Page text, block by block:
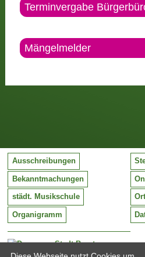
Terminvergabe
Mängelmelder
Stadt Barntrup
Mittelstraße 38
Ausschreibungen
Bekanntmachungen
städt. Musikschule
Organigramm